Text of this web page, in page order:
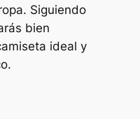
Siguiendo
bien
ideal y